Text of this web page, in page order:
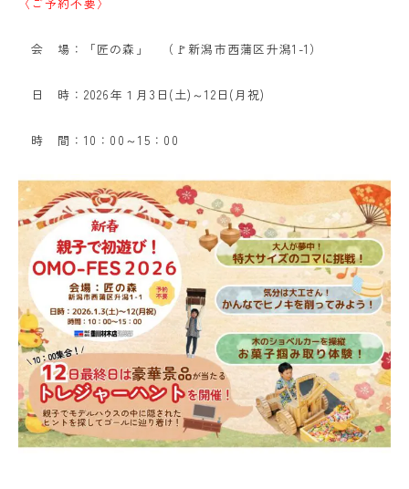
会 場：「匠の森」 （🚩新潟市西蒲区升潟1-1）
日 時：2026年１月3日(土)～12日(月祝)
時 間：10：00～15：00